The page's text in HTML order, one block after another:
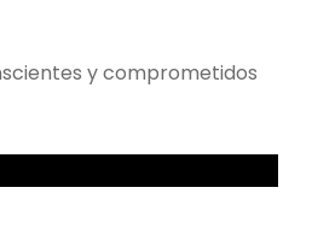
y comprometidos